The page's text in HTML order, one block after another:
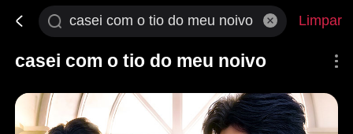
Limpar
casei com o tio do meu noivo